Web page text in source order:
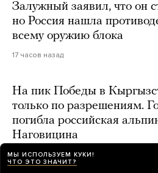
Залужный заявил, что он
но Россия нашла
всему оружию блока
17 часов назад
На пик Победы в
только по разрешениям.
погибла российская
Наговицина
15 часов назад
МЫ ИСПОЛЬЗУЕМ КУКИ!
ЧТО ЭТО ЗНАЧИТ?